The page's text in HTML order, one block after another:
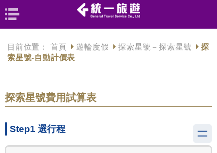
目前位置： 首頁 遊輪度假 探索星號－探索星號
探
索星號-自動計價表
探索星號費用試算表
Step1 選行程